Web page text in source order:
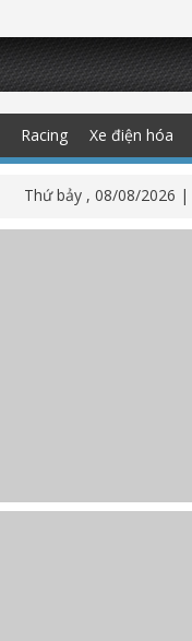
Racing Xe điện hóa
Thứ bảy , 08/08/2026 |